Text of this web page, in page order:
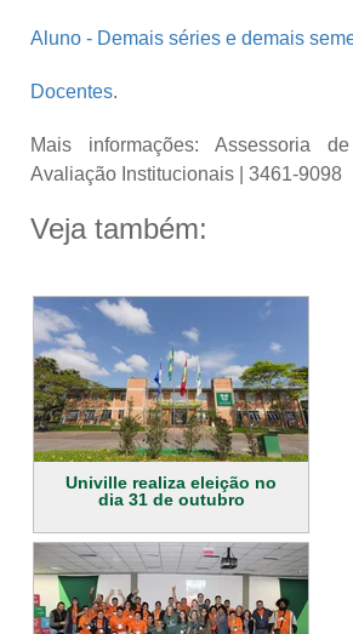
Aluno - Demais séries e demais
Docentes.
Mais informações: Assessoria
Avaliação Institucionais | 3461-9098
Veja também:
Univille realiza eleição no
dia 31 de outubro